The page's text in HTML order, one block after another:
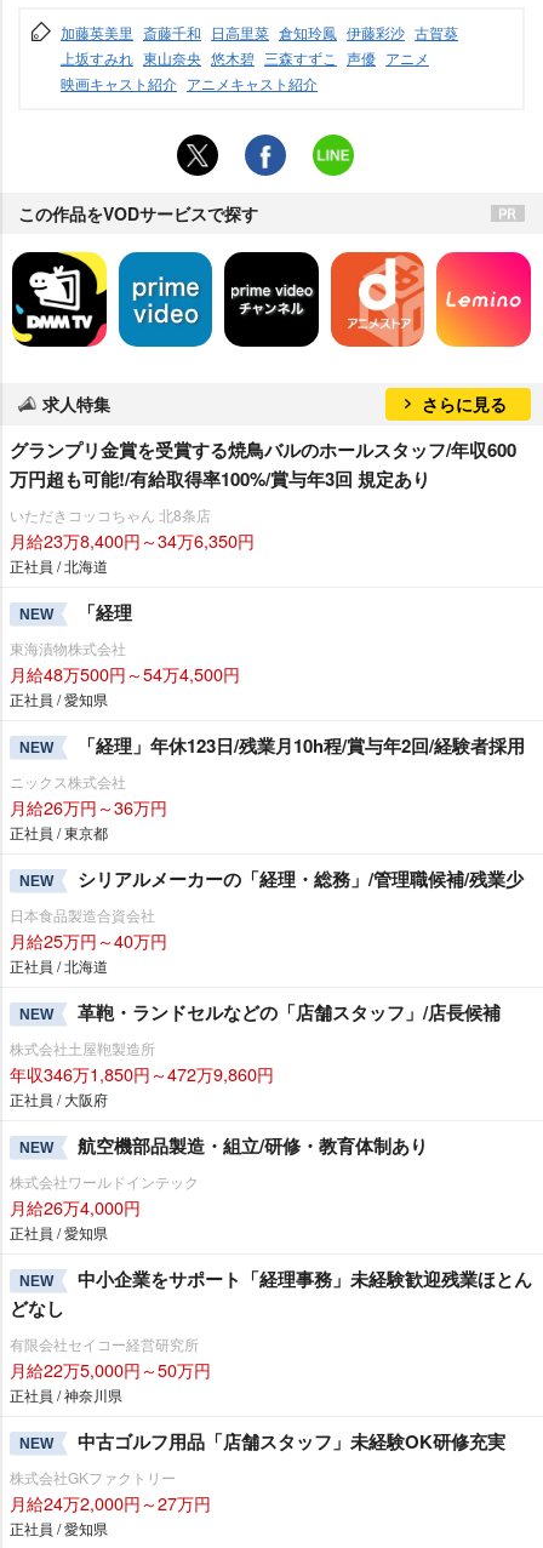
加藤英美里 斎藤千和 日高里菜 倉知玲鳳 伊藤彩沙 古賀葵
上坂すみれ 東山奈央 悠木碧 三森すずこ 声優 アニメ
映画キャスト紹介 アニメキャスト紹介
この作品をVODサービスで探す
求人特集 さらに見る
グランプリ金賞を受賞する焼鳥バルのホールスタッフ/年収600
万円超も可能!/有給取得率100%/賞与年3回 規定あり
いただきコッコちゃん 北8条店
月給23万8,400円～34万6,350円
正社員 / 北海道
NEW 「経理
東海漬物株式会社
月給48万500円～54万4,500円
正社員 / 愛知県
NEW 「経理」年休123日/残業月10h程/賞与年2回/経験者採用
ニックス株式会社
月給26万円～36万円
正社員 / 東京都
NEW シリアルメーカーの「経理・総務」/管理職候補/残業少
日本食品製造合資会社
月給25万円～40万円
正社員 / 北海道
NEW 革鞄・ランドセルなどの「店舗スタッフ」/店長候補
株式会社土屋鞄製造所
年収346万1,850円～472万9,860円
正社員 / 大阪府
NEW 航空機部品製造・組立/研修・教育体制あり
株式会社ワールドインテック
月給26万4,000円
正社員 / 愛知県
NEW
中小企業をサポート「経理事務」未経験歓迎残業ほとん
どなし
有限会社セイコー経営研究所
月給22万5,000円～50万円
正社員 / 神奈川県
NEW 中古ゴルフ用品「店舗スタッフ」未経験OK研修充実
株式会社GKファクトリー
月給24万2,000円～27万円
正社員 / 愛知県